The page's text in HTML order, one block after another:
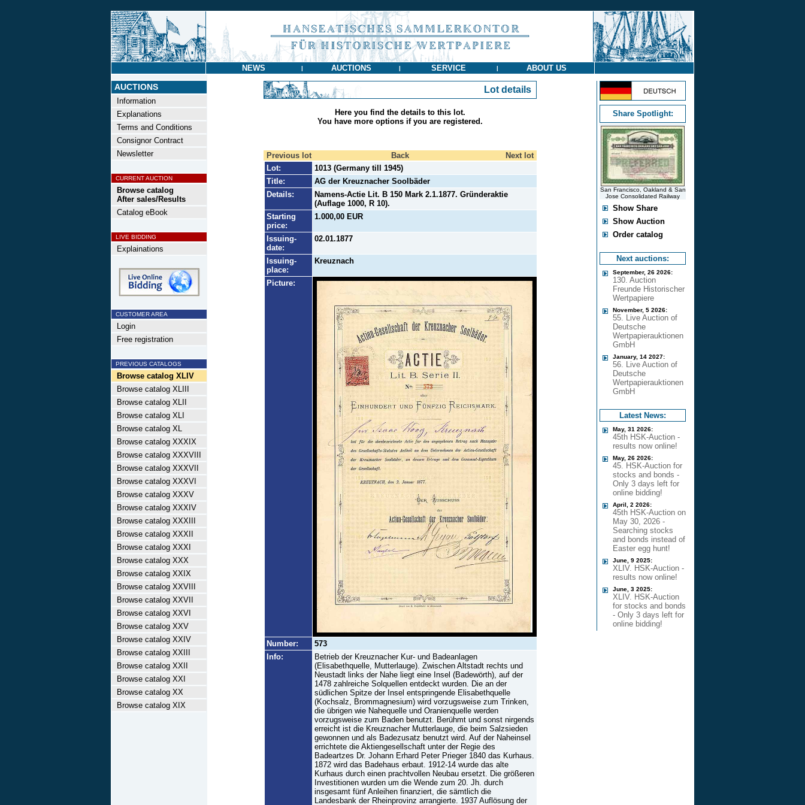
NEWS | AUCTIONS | SERVICE | ABOUT US
AUCTIONS
Information
Explanations
Terms and Conditions
Consignor Contract
Newsletter
CURRENT AUCTION
Browse catalog
After sales/Results
Catalog eBook
LIVE BIDDING
Explainations
CUSTOMER AREA
Login
Free registration
PREVIOUS CATALOGS
Browse catalog XLIV
Browse catalog XLIII
Browse catalog XLII
Browse catalog XLI
Browse catalog XL
Browse catalog XXXIX
Browse catalog XXXVIII
Browse catalog XXXVII
Browse catalog XXXVI
Browse catalog XXXV
Browse catalog XXXIV
Browse catalog XXXIII
Browse catalog XXXII
Browse catalog XXXI
Browse catalog XXX
Browse catalog XXIX
Browse catalog XXVIII
Browse catalog XXVII
Browse catalog XXVI
Browse catalog XXV
Browse catalog XXIV
Browse catalog XXIII
Browse catalog XXII
Browse catalog XXI
Browse catalog XX
Browse catalog XIX
Lot details
Here you find the details to this lot.
You have more options if you are registered.
Previous lot Back
Next lot
Lot:
1013 (Germany till 1945)
Title:
AG der Kreuznacher Soolbäder
Details:
Namens-Actie Lit. B 150 Mark 2.1.1877. Gründeraktie
(Auflage 1000, R 10).
Starting
price:
1.000,00 EUR
Issuing-
date:
02.01.1877
Issuing-
place:
Kreuznach
Picture:
Number:
573
Info:
Betrieb der Kreuznacher Kur- und Badeanlagen
(Elisabethquelle, Mutterlauge). Zwischen Altstadt rechts und
Neustadt links der Nahe liegt eine Insel (Badewörth), auf der
1478 zahlreiche Solquellen entdeckt wurden. Die an der
südlichen Spitze der Insel entspringende Elisabethquelle
(Kochsalz, Brommagnesium) wird vorzugsweise zum Trinken,
die übrigen wie Nahequelle und Oranienquelle werden
vorzugsweise zum Baden benutzt. Berühmt und sonst nirgends
erreicht ist die Kreuznacher Mutterlauge, die beim Salzsieden
gewonnen und als Badezusatz benutzt wird. Auf der Naheinsel
errichtete die Aktiengesellschaft unter der Regie des
Badeartzes Dr. Johann Erhard Peter Prieger 1840 das Kurhaus.
1872 wird das Badehaus erbaut. 1912-14 wurde das alte
Kurhaus durch einen prachtvollen Neubau ersetzt. Die größeren
Investitionen wurden um die Wende zum 20. Jh. durch
insgesamt fünf Anleihen finanziert, die sämtlich die
Landesbank der Rheinprovinz arrangierte. 1937 Auflösung der
Share Spotlight:
San Francisco, Oakland & San
Jose Consolidated Railway
Show Share
Show Auction
Order catalog
Next auctions:
September, 26 2026:
130. Auction
Freunde Historischer
Wertpapiere
November, 5 2026:
55. Live Auction of
Deutsche
Wertpapierauktionen
GmbH
January, 14 2027:
56. Live Auction of
Deutsche
Wertpapierauktionen
GmbH
Latest News:
May, 31 2026:
45th HSK-Auction -
results now online!
May, 26 2026:
45. HSK-Auction for
stocks and bonds -
Only 3 days left for
online bidding!
April, 2 2026:
45th HSK-Auction on
May 30, 2026 -
Searching stocks
and bonds instead of
Easter egg hunt!
June, 9 2025:
XLIV. HSK-Auction -
results now online!
June, 3 2025:
XLIV. HSK-Auction
for stocks and bonds
- Only 3 days left for
online bidding!